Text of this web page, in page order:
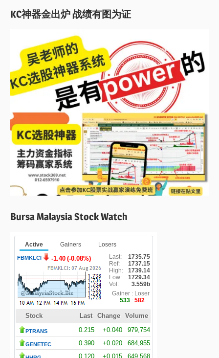
KC神器金出炉 战绩有图为证
Bursa Malaysia Stock Watch